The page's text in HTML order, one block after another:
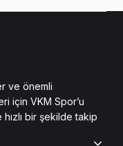
ve önemli
için VKM Spor’u
bir şekilde takip